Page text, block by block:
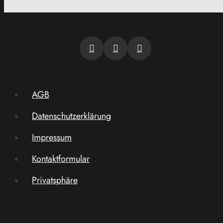
AGB
Datenschutzerklärung
Impressum
Kontaktformular
Privatsphäre